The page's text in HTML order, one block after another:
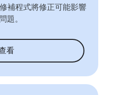
補程式將修正可能影響
題。
看